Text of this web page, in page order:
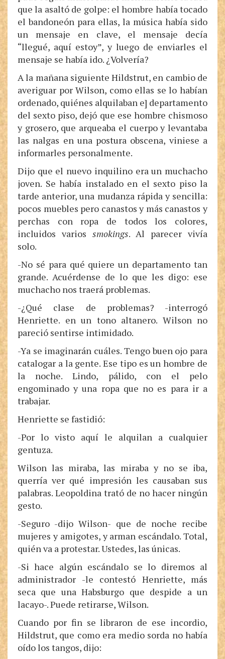
que la asaltó de golpe: el hombre había tocado
el bandoneón para ellas, la música había sido
un mensaje en clave, el mensaje decía
“llegué, aquí estoy”, y luego de enviarles el
mensaje se había ido. ¿Volvería?
A la mañana siguiente Hildstrut, en cambio de
averiguar por Wilson, como ellas se lo habían
ordenado, quiénes alquilaban e] departamento
del sexto piso, dejó que ese hombre chismoso
y grosero, que arqueaba el cuerpo y levantaba
las nalgas en una postura obscena, viniese a
informarles personalmente.
Dijo que el nuevo inquilino era un muchacho
joven. Se había instalado en el sexto piso la
tarde anterior, una mudanza rápida y sencilla:
pocos muebles pero canastos y más canastos y
perchas con ropa de todos los colores,
incluidos varios smokings. Al parecer vivía
solo.
-No sé para qué quiere un departamento tan
grande. Acuérdense de lo que les digo: ese
muchacho nos traerá problemas.
-¿Qué clase de problemas? -interrogó
Henriette. en un tono altanero. Wilson no
pareció sentirse intimidado.
-Ya se imaginarán cuáles. Tengo buen ojo para
catalogar a la gente. Ese tipo es un hombre de
la noche. Lindo, pálido, con el pelo
engominado y una ropa que no es para ir a
trabajar.
Henriette se fastidió:
-Por lo visto aquí le alquilan a cualquier
gentuza.
Wilson las miraba, las miraba y no se iba,
querría ver qué impresión les causaban sus
palabras. Leopoldina trató de no hacer ningún
gesto.
-Seguro -dijo Wilson- que de noche recibe
mujeres y amigotes, y arman escándalo. Total,
quién va a protestar. Ustedes, las únicas.
-Si hace algún escándalo se lo diremos al
administrador -le contestó Henriette, más
seca que una Habsburgo que despide a un
lacayo-. Puede retirarse, Wilson.
Cuando por fin se libraron de ese incordio,
Hildstrut, que como era medio sorda no había
oído los tangos, dijo: